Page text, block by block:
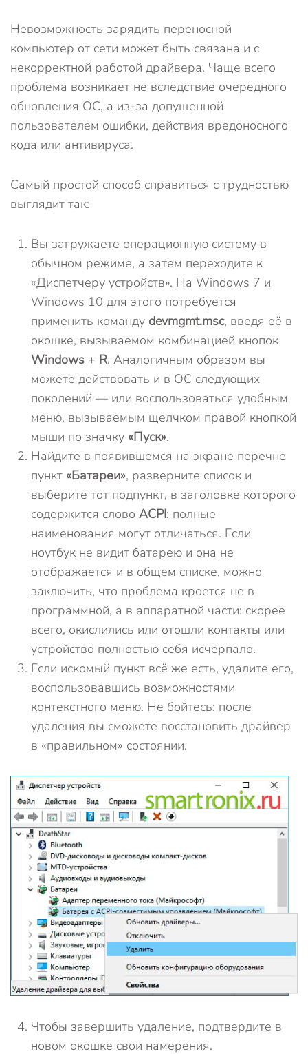
Невозможность зарядить переносной
компьютер от сети может быть связана и с
некорректной работой драйвера. Чаще всего
проблема возникает не вследствие очередного
обновления ОС, а из-за допущенной
пользователем ошибки, действия вредоносного
кода или антивируса.
Самый простой способ справиться с трудностью
выглядит так:
Вы загружаете операционную систему в
обычном режиме, а затем переходите к
«Диспетчеру устройств». На Windows 7 и
Windows 10 для этого потребуется
применить команду devmgmt.msc, введя её в
окошке, вызываемом комбинацией кнопок
Windows + R. Аналогичным образом вы
можете действовать и в ОС следующих
поколений — или воспользоваться удобным
меню, вызываемым щелчком правой кнопкой
мыши по значку «Пуск».
Найдите в появившемся на экране перечне
пункт «Батареи», разверните список и
выберите тот подпункт, в заголовке которого
содержится слово ACPI: полные
наименования могут отличаться. Если
ноутбук не видит батарею и она не
отображается и в общем списке, можно
заключить, что проблема кроется не в
программной, а в аппаратной части: скорее
всего, окислились или отошли контакты или
устройство полностью себя исчерпало.
Если искомый пункт всё же есть, удалите его,
воспользовавшись возможностями
контекстного меню. Не бойтесь: после
удаления вы сможете восстановить драйвер
в «правильном» состоянии.
Чтобы завершить удаление, подтвердите в
новом окошке свои намерения.